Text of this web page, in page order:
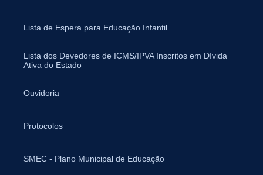
Lista de Espera para Educação Infantil
Lista dos Devedores de ICMS/IPVA Inscritos em Dívida
Ativa do Estado
Ouvidoria
Protocolos
SMEC - Plano Municipal de Educação